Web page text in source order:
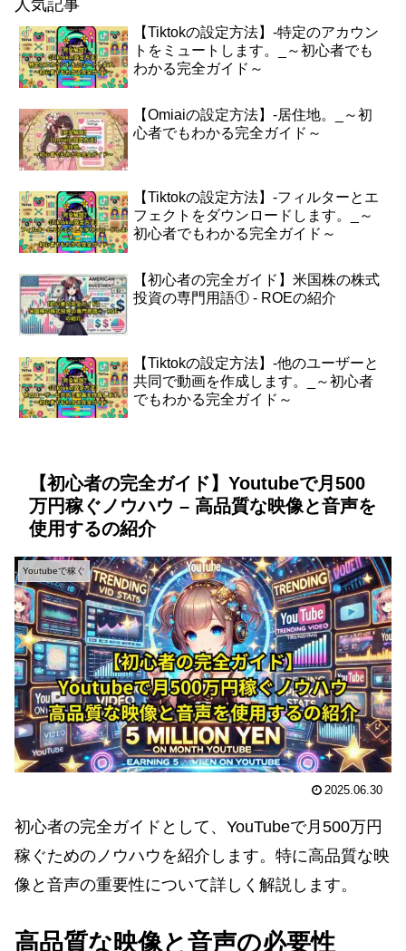
人気記事
【Tiktokの設定方法】-特定のアカウン
トをミュートします。_～初心者でも
わかる完全ガイド～
【Omiaiの設定方法】-居住地。_～初
心者でもわかる完全ガイド～
【Tiktokの設定方法】-フィルターとエ
フェクトをダウンロードします。_～
初心者でもわかる完全ガイド～
【初心者の完全ガイド】米国株の株式
投資の専門用語① - ROEの紹介
【Tiktokの設定方法】-他のユーザーと
共同で動画を作成します。_～初心者
でもわかる完全ガイド～
【初心者の完全ガイド】Youtubeで月500
万円稼ぐノウハウ – 高品質な映像と音声を
使用するの紹介
Youtubeで稼ぐ
2025.06.30
初心者の完全ガイドとして、YouTubeで月500万円
稼ぐためのノウハウを紹介します。特に高品質な映
像と音声の重要性について詳しく解説します。
高品質な映像と音声の必要性